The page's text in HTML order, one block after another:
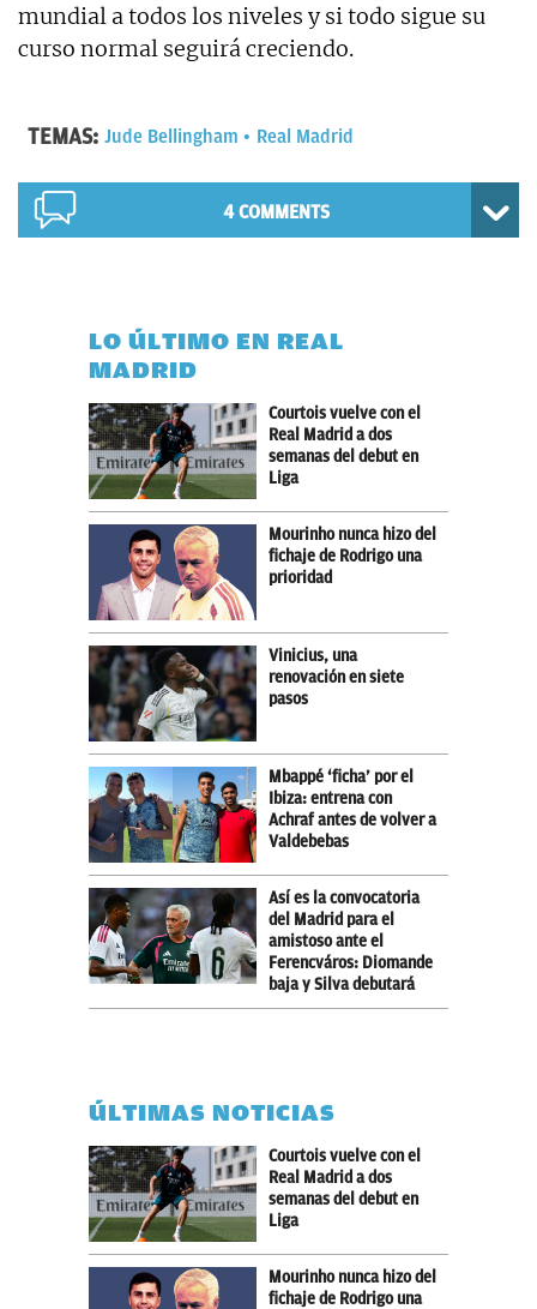
mundial a todos los niveles y si todo sigue su
curso normal seguirá creciendo.
TEMAS: Jude Bellingham Real Madrid
4 COMMENTS
LO ÚLTIMO EN REAL
MADRID
Courtois vuelve con el
Real Madrid a dos
semanas del debut en
Liga
Mourinho nunca hizo del
fichaje de Rodrigo una
prioridad
Vinicius, una
renovación en siete
pasos
Mbappé ‘ficha’ por el
Ibiza: entrena con
Achraf antes de volver a
Valdebebas
Así es la convocatoria
del Madrid para el
amistoso ante el
Ferencváros: Diomande
baja y Silva debutará
ÚLTIMAS NOTICIAS
Courtois vuelve con el
Real Madrid a dos
semanas del debut en
Liga
Mourinho nunca hizo del
fichaje de Rodrigo una